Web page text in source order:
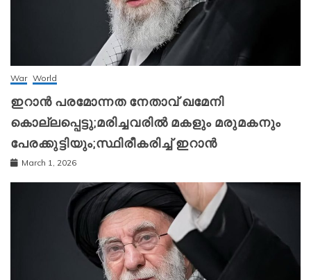
War World
ഇറാന്‍ പരമോന്നത നേതാവ് ഖമേനി
കൊല്ലപ്പെട്ടു;മരിച്ചവരിൽ മകളും മരുമകനും
പേരക്കുട്ടിയും;സ്ഥിരീകരിച്ച് ഇറാന്‍
March 1, 2026